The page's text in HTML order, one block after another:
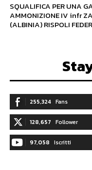
SQUALIFICA PER UNA
AMMONIZIONE IV infr
(ALBINIA) RISPOLI
255,324 Fans
128,657 Follower
97,058 Iscritti